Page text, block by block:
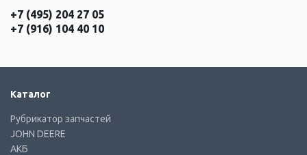
+7 (495) 204 27 05
+7 (916) 104 40 10
Каталог
Рубрикатор запчастей
JOHN DEERE
АКБ